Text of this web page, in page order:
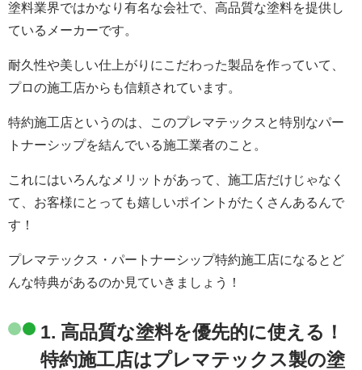
塗料業界ではかなり有名な会社で、高品質な塗料を提供し
ているメーカーです。
耐久性や美しい仕上がりにこだわった製品を作っていて、
プロの施工店からも信頼されています。
特約施工店というのは、このプレマテックスと特別なパー
トナーシップを結んでいる施工業者のこと。
これにはいろんなメリットがあって、施工店だけじゃなく
て、お客様にとっても嬉しいポイントがたくさんあるんで
す！
プレマテックス・パートナーシップ特約施工店になるとど
んな特典があるのか見ていきましょう！
1. 高品質な塗料を優先的に使える！
特約施工店はプレマテックス製の塗